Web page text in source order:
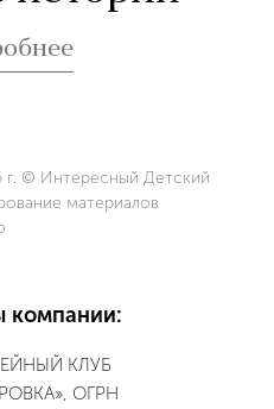
г. © Интересный Детский
материалов
компании:
КЛУБ
ОГРН